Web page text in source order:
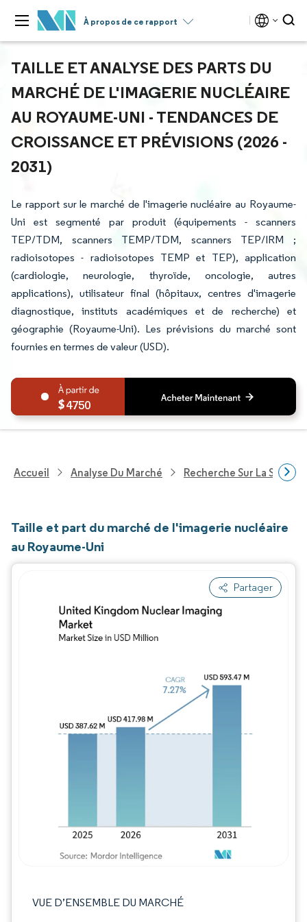
À propos de ce rapport
TAILLE ET ANALYSE DES PARTS DU
MARCHÉ DE L'IMAGERIE NUCLÉAIRE
AU ROYAUME-UNI - TENDANCES DE
CROISSANCE ET PRÉVISIONS (2026 -
2031)
Le rapport sur le marché de l'imagerie nucléaire au Royaume-
Uni est segmenté par produit (équipements - scanners
TEP/TDM, scanners TEMP/TDM, scanners TEP/IRM ;
radioisotopes - radioisotopes TEMP et TEP), application
(cardiologie, neurologie, thyroïde, oncologie, autres
applications), utilisateur final (hôpitaux, centres d'imagerie
diagnostique, instituts académiques et de recherche) et
géographie (Royaume-Uni). Les prévisions du marché sont
fournies en termes de valeur (USD).
4750
Accueil Analyse Du Marché Recherche Sur La Santé
Taille et part du marché de l'imagerie nucléaire
au Royaume-Uni
Partager
VUE D’ENSEMBLE DU MARCHÉ